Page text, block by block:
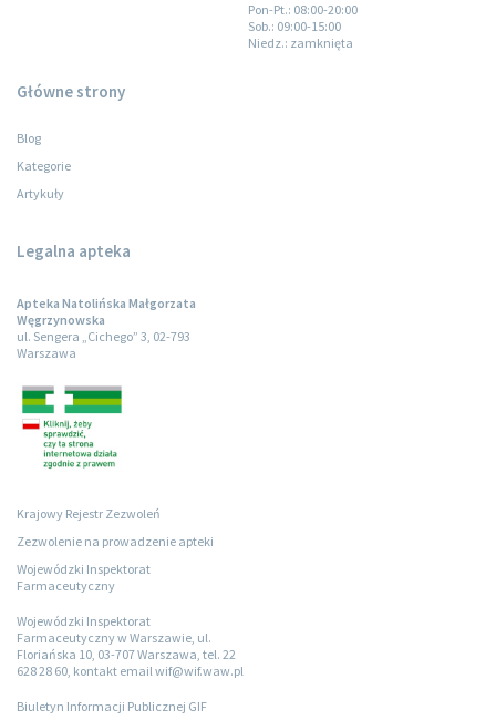
Pon-Pt.: 08:00-20:00
Sob.: 09:00-15:00
Niedz.: zamknięta
Główne strony
Blog
Kategorie
Artykuły
Legalna apteka
Apteka Natolińska Małgorzata
Węgrzynowska
ul. Sengera „Cichego” 3, 02-793
Warszawa
Krajowy Rejestr Zezwoleń
Zezwolenie na prowadzenie apteki
Wojewódzki Inspektorat
Farmaceutyczny
Wojewódzki Inspektorat
Farmaceutyczny w Warszawie, ul.
Floriańska 10, 03-707 Warszawa, tel. 22
628 28 60, kontakt email wif@wif.waw.pl
Biuletyn Informacji Publicznej GIF